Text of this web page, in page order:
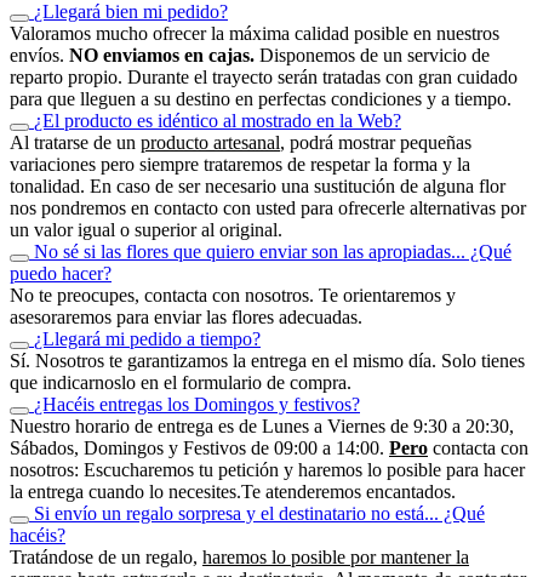
¿Llegará bien mi pedido?
Valoramos mucho ofrecer la máxima calidad posible en nuestros
envíos. NO enviamos en cajas. Disponemos de un servicio de
reparto propio. Durante el trayecto serán tratadas con gran cuidado
para que lleguen a su destino en perfectas condiciones y a tiempo.
¿El producto es idéntico al mostrado en la Web?
Al tratarse de un producto artesanal, podrá mostrar pequeñas
variaciones pero siempre trataremos de respetar la forma y la
tonalidad. En caso de ser necesario una sustitución de alguna flor
nos pondremos en contacto con usted para ofrecerle alternativas por
un valor igual o superior al original.
No sé si las flores que quiero enviar son las apropiadas... ¿Qué
puedo hacer?
No te preocupes, contacta con nosotros. Te orientaremos y
asesoraremos para enviar las flores adecuadas.
¿Llegará mi pedido a tiempo?
Sí. Nosotros te garantizamos la entrega en el mismo día. Solo tienes
que indicarnoslo en el formulario de compra.
¿Hacéis entregas los Domingos y festivos?
Nuestro horario de entrega es de Lunes a Viernes de 9:30 a 20:30,
Sábados, Domingos y Festivos de 09:00 a 14:00. Pero contacta con
nosotros: Escucharemos tu petición y haremos lo posible para hacer
la entrega cuando lo necesites.Te atenderemos encantados.
Si envío un regalo sorpresa y el destinatario no está... ¿Qué
hacéis?
Tratándose de un regalo, haremos lo posible por mantener la